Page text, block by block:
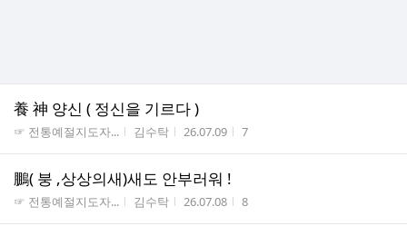
養 神 양신 ( 정신을 기르다 )
게시판명
☞ 전통예절지도자... 작성자
김수탁 작성시간
26.07.09 조회수
7
鵬( 붕 ,상상의새)새도 안부러워 !
게시판명
☞ 전통예절지도자... 작성자
김수탁 작성시간
26.07.08 조회수
8